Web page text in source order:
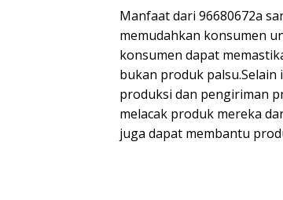
Manfaat dari 96680672a
memudahkan konsumen
konsumen dapat
bukan produk palsu.Selain
produksi dan pengiriman
melacak produk mereka
juga dapat membantu